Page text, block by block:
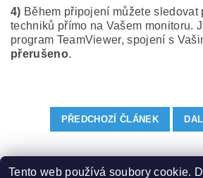
4) Během připojení můžete sledovat
techniků přímo na Vašem monitoru.
program TeamViewer, spojení s
přerušeno.
PŘEDCHOZÍ ČLÁNEK
Tento web používá soubory cookie.